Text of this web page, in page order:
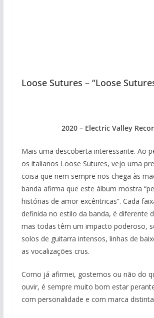
Loose Sutures – “Loose
2020 – Electric Valley
Mais uma descoberta interessante. Ao
os italianos Loose Sutures, vejo uma
coisa que nem sempre nos chega às
banda afirma que este álbum mostra
histórias de amor excêntricas”. Cada
definida no estilo da banda, é diferente
mas todas têm um impacto poderoso,
solos de guitarra intensos, linhas de
as vocalizações crus.
Como já afirmei, gostemos ou não do
ouvir, é sempre muito bom estar
com personalidade e com marca